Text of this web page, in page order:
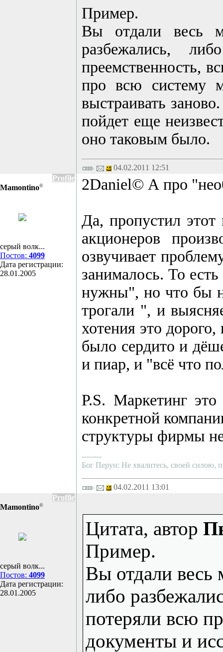
Пример.
Вы отдали весь
разбежались,
преемственность,
про всю систему
выстраивать
пойдет еще
оно таковым было.
04.02.2011 12:51
Profile
Mamontino©
серый волк...
Постов: 4099
Дата регистрации:
28.01.2005
2Daniel© А про
Да, пропустил
акционеров
озвучивает
занималось. То
нужны", но что бы
трогали ", и
хотения это
было сердито и
и пиар, и "всё что
P.S. Маркетинг
конкретной
структуры фирмы
--------
Бог Перун: Не хвалитесь, своей силою,
04.02.2011 13:01
Profile
Mamontino©
серый волк...
Постов: 4099
Дата регистрации:
28.01.2005
Цитата, автор
Пример.
Вы отдали весь
либо
потеряли всю
документы и